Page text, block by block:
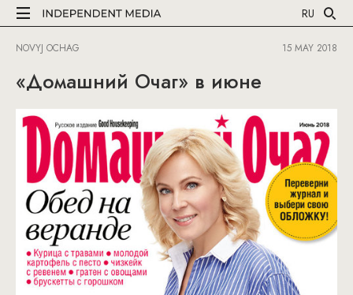
RU
NOVYJ OCHAG 15 MAY 2018
«Домашний Очаг» в июне